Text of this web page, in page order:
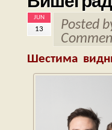
JUN
13
Posted
Шестима